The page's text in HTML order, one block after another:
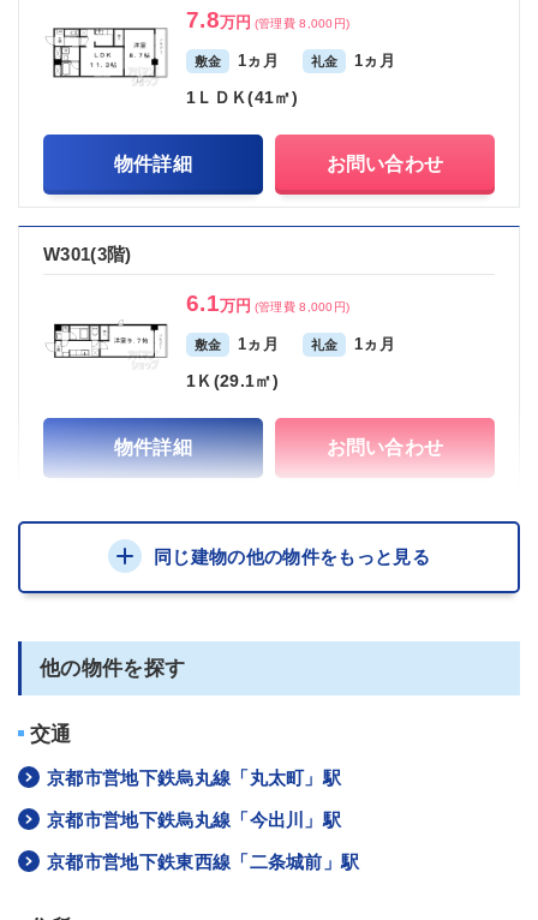
7.8万円 (管理費 8,000円)
敷金 1ヵ月 礼金 1ヵ月
1ＬＤＫ(41㎡)
物件詳細 お問い合わせ
W301(3階)
6.1万円 (管理費 8,000円)
敷金 1ヵ月 礼金 1ヵ月
1Ｋ(29.1㎡)
物件詳細 お問い合わせ
同じ建物の他の物件をもっと見る
他の物件を探す
交通
京都市営地下鉄烏丸線「丸太町」駅
京都市営地下鉄烏丸線「今出川」駅
京都市営地下鉄東西線「二条城前」駅